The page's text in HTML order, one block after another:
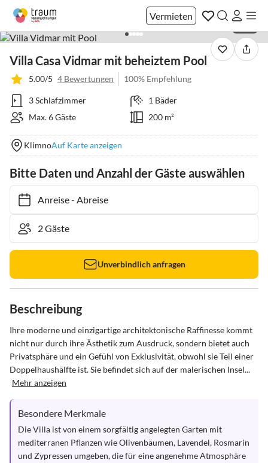
Vermieten
Villa Casa Vidmar mit beheiztem Pool
5.00/5 4 Bewertungen 100% Empfehlung
3 Schlafzimmer
1 Bäder
Max. 6 Gäste
200 m²
KlimnoAuf Karte anzeigen
Bitte Daten und Anzahl der Gäste auswählen
Anreise- Abreise
Unverbindlich anfragen
Beschreibung
Ihre moderne und einzigartige architektonische Raffinesse kommt
nicht nur durch ihre Ästhetik zum Ausdruck, sondern bietet auch
Privatsphäre und ein Gefühl von Exklusivität, obwohl sie Teil einer
Doppelhaushälfte ist. Sie befindet sich auf der malerischen Insel...
Mehr anzeigen
Besondere Merkmale
Die Villa ist von einem sorgfältig angelegten Garten mit
mediterranen Pflanzen wie Olivenbäumen, Lavendel, Rosmarin
und Zypressen umgeben, die für eine angenehme Atmosphäre